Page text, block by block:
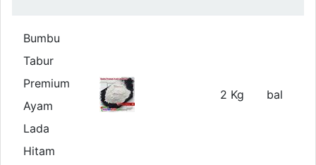
Bumbu
Tabur
Premium
Ayam
Lada
Hitam
2 Kg bal